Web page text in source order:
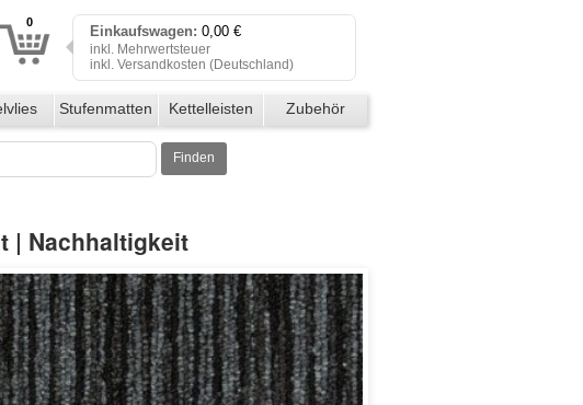
Einkaufswagen: 0,00 €
inkl. Mehrwertsteuer
inkl. Versandkosten (Deutschland)
Einkaufswagen anzeigen
Zur Kasse
Klicken Sie auf "Kaufen", um Ihre
Bestellung erfolgreich!
Auf Wiedersehen!
0
Stufenmatten Kettelleisten Zubehör
Finden
| Nachhaltigkeit